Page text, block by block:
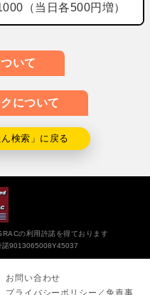
（当日各500円増）
いて
について
検索」に戻る
の利用許諾を得ております
諾9013065008Y45037
お問い合わせ
プライバシーポリシー／免責事